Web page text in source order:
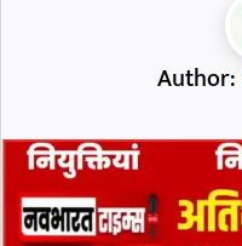
Author: